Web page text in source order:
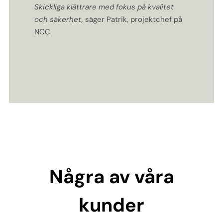
Skickliga klättrare med fokus på kvalitet
och säkerhet, säger Patrik, projektchef på
NCC.
Några av våra
kunder